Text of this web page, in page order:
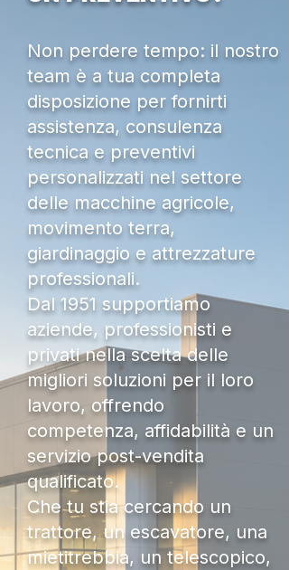
Non perdere tempo: il nostro
team è a tua completa
disposizione per fornirti
assistenza, consulenza
tecnica e preventivi
personalizzati nel settore
delle macchine agricole,
movimento terra,
giardinaggio e attrezzature
professionali.
Dal 1951 supportiamo
aziende, professionisti e
privati nella scelta delle
migliori soluzioni per il loro
lavoro, offrendo
competenza, affidabilità e un
servizio post-vendita
qualificato.
Che tu stia cercando un
trattore, un escavatore, una
mietitrebbia, un telescopico,